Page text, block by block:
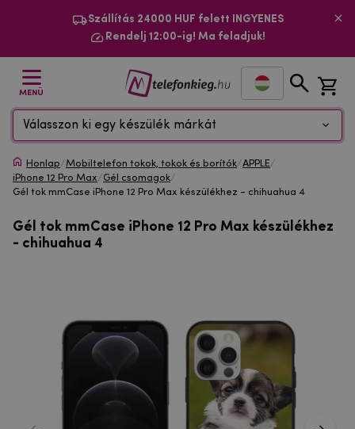
Szállítás 24000 HUF felett INGYENES
Rendelj 12:00-ig! Ma feladjuk!
MENÜ
Válasszon ki egy készülék márkát
Honlap/Mobiltelefon tokok, tokok és borítók/APPLE/
iPhone 12 Pro Max/Gél csomagok/
Gél tok mmCase iPhone 12 Pro Max készülékhez - chihuahua 4
Gél tok mmCase iPhone 12 Pro Max készülékhez
- chihuahua 4